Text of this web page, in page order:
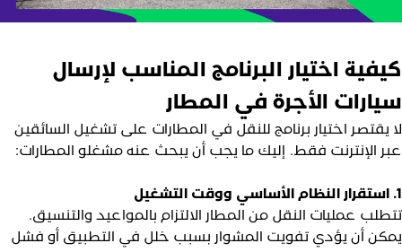
اختيار البرنامج المناسب لإرسال
الأجرة في المطار
يقتصر اختيار برنامج للنقل في المطارات على تشغيل السائقين
الإنترنت فقط. إليك ما يجب أن يبحث عنه مشغلو المطارات:
عمليات النقل من المطار الالتزام بالمواعيد والتنسيق.
أن يؤدي تفويت المشوار بسبب خلل في التطبيق أو فشل